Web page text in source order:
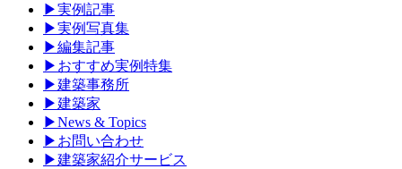
▶実例記事
▶実例写真集
▶編集記事
▶ おすすめ実例特集
▶建築事務所
▶建築家
▶News & Topics
▶ お問い合わせ
▶建築家紹介サービス